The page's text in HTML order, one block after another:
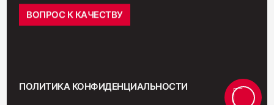
ВОПРОС К КАЧЕСТВУ
ПОЛИТИКА КОНФИДЕНЦИАЛЬНОСТИ